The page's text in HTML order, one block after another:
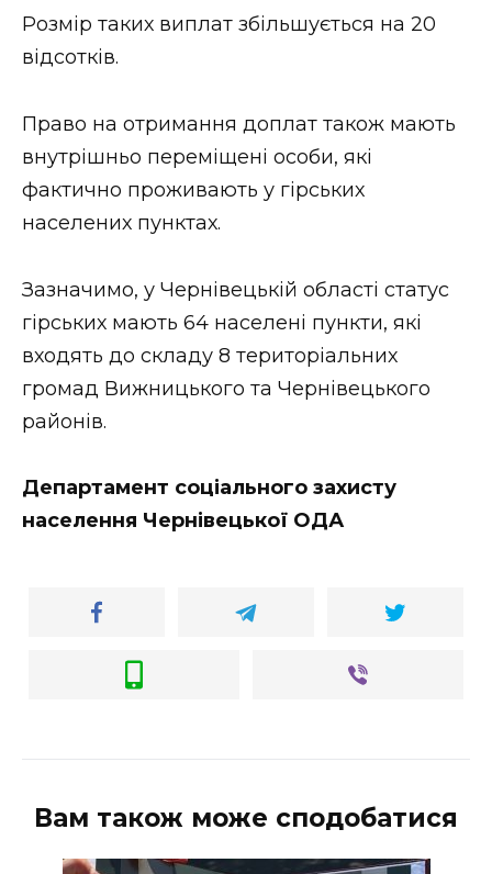
Розмір таких виплат збільшується на 20
відсотків.
Право на отримання доплат також мають
внутрішньо переміщені особи, які
фактично проживають у гірських
населених пунктах.
Зазначимо, у Чернівецькій області статус
гірських мають 64 населені пункти, які
входять до складу 8 територіальних
громад Вижницького та Чернівецького
районів.
Департамент соціального захисту
населення Чернівецької ОДА
Вам також може сподобатися